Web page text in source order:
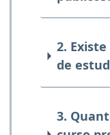
2.
de
3.